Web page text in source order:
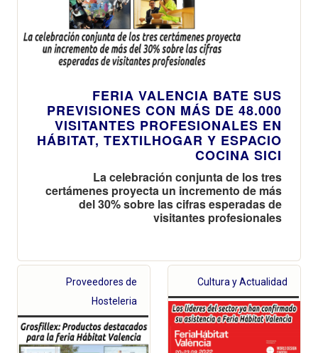
FERIA VALENCIA BATE SUS
PREVISIONES CON MÁS DE 48.000
VISITANTES PROFESIONALES EN
HÁBITAT, TEXTILHOGAR Y ESPACIO
COCINA SICI
La celebración conjunta de los tres
certámenes proyecta un incremento de más
del 30% sobre las cifras esperadas de
visitantes profesionales
Proveedores de
Hosteleria
Cultura y Actualidad